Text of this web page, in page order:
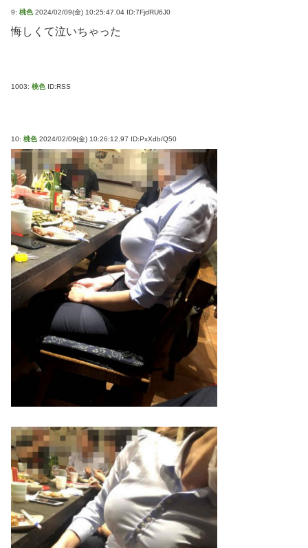
9: 桃色 2024/02/09(金) 10:25:47.04 ID:7FjdRU6J0
悔しくて泣いちゃった
1003: 桃色 ID:RSS
10: 桃色 2024/02/09(金) 10:26:12.97 ID:PxXdb/Q50